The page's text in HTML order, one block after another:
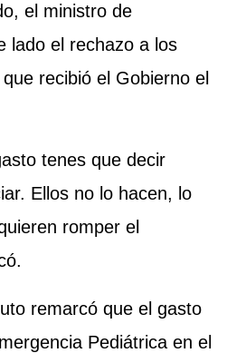
el ministro de
lado el rechazo a los
recibió el Gobierno el
tenes que decir
Ellos no lo hacen, lo
romper el
remarcó que el gasto
Pediátrica en el